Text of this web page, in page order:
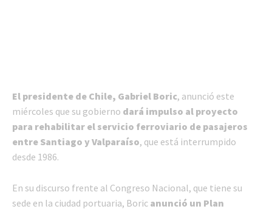
El presidente de Chile, Gabriel Boric, anunció este
miércoles que su gobierno dará impulso al proyecto
para rehabilitar el servicio ferroviario de pasajeros
entre Santiago y Valparaíso, que está interrumpido
desde 1986.
En su discurso frente al Congreso Nacional, que tiene su
sede en la ciudad portuaria, Boric anunció un Plan